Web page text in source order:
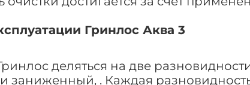
Гринлос Аква 3
деляться на две
заниженный, . Каждая